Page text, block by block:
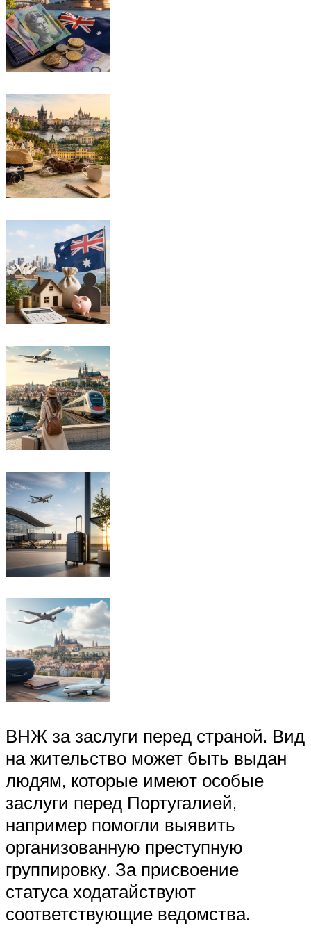
ВНЖ за заслуги перед страной. Вид
на жительство может быть выдан
людям, которые имеют особые
заслуги перед Португалией,
например помогли выявить
организованную преступную
группировку. За присвоение
статуса ходатайствуют
соответствующие ведомства.